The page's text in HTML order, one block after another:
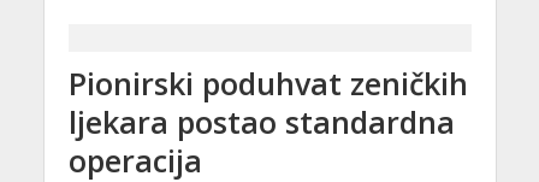
Pionirski poduhvat zeničkih
ljekara postao standardna
operacija